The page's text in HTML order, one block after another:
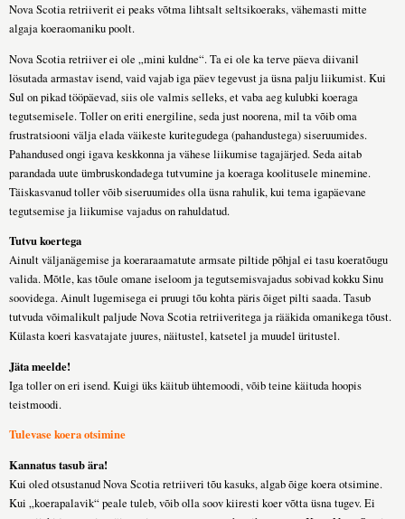
Nova Scotia retriiverit ei peaks võtma lihtsalt seltsikoeraks, vähemasti mitte
algaja koeraomaniku poolt.
Nova Scotia retriiver ei ole „mini kuldne“. Ta ei ole ka terve päeva diivanil
lösutada armastav isend, vaid vajab iga päev tegevust ja üsna palju liikumist. Kui
Sul on pikad tööpäevad, siis ole valmis selleks, et vaba aeg kulubki koeraga
tegutsemisele. Toller on eriti energiline, seda just noorena, mil ta võib oma
frustratsiooni välja elada väikeste kuritegudega (pahandustega) siseruumides.
Pahandused ongi igava keskkonna ja vähese liikumise tagajärjed. Seda aitab
parandada uute ümbruskondadega tutvumine ja koeraga koolitusele minemine.
Täiskasvanud toller võib siseruumides olla üsna rahulik, kui tema igapäevane
tegutsemise ja liikumise vajadus on rahuldatud.
Tutvu koertega
Ainult väljanägemise ja koeraraamatute armsate piltide põhjal ei tasu koeratõugu
valida. Mõtle, kas tõule omane iseloom ja tegutsemisvajadus sobivad kokku Sinu
soovidega. Ainult lugemisega ei pruugi tõu kohta päris õiget pilti saada. Tasub
tutvuda võimalikult paljude Nova Scotia retriiveritega ja rääkida omanikega tõust.
Külasta koeri kasvatajate juures, näitustel, katsetel ja muudel üritustel.
Jäta meelde!
Iga toller on eri isend. Kuigi üks käitub ühtemoodi, võib teine käituda hoopis
teistmoodi.
Tulevase koera otsimine
Kannatus tasub ära!
Kui oled otsustanud Nova Scotia retriiveri tõu kasuks, algab õige koera otsimine.
Kui „koerapalavik“ peale tuleb, võib olla soov kiiresti koer võtta üsna tugev. Ei